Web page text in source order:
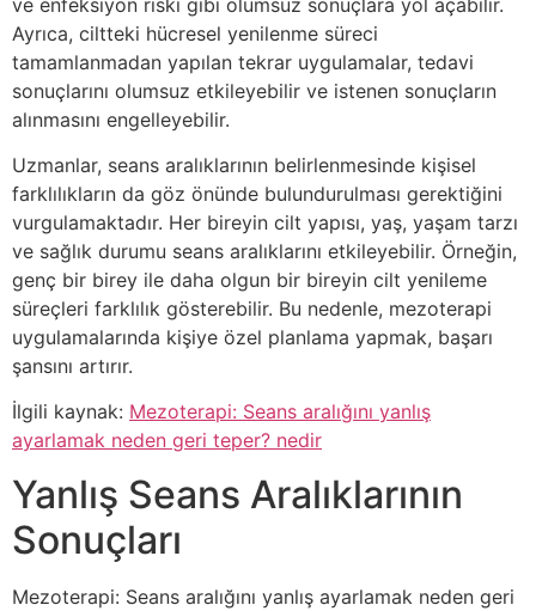
Ayrıca, ciltteki hücresel yenilenme süreci
tamamlanmadan yapılan tekrar uygulamalar, tedavi
sonuçlarını olumsuz etkileyebilir ve istenen sonuçların
alınmasını engelleyebilir.
Uzmanlar, seans aralıklarının belirlenmesinde kişisel
farklılıkların da göz önünde bulundurulması gerektiğini
vurgulamaktadır. Her bireyin cilt yapısı, yaş, yaşam tarzı
ve sağlık durumu seans aralıklarını etkileyebilir. Örneğin,
genç bir birey ile daha olgun bir bireyin cilt yenileme
süreçleri farklılık gösterebilir. Bu nedenle, mezoterapi
uygulamalarında kişiye özel planlama yapmak, başarı
şansını artırır.
İlgili kaynak: Mezoterapi: Seans aralığını yanlış
ayarlamak neden geri teper? nedir
Yanlış Seans Aralıklarının
Sonuçları
Mezoterapi: Seans aralığını yanlış ayarlamak neden geri